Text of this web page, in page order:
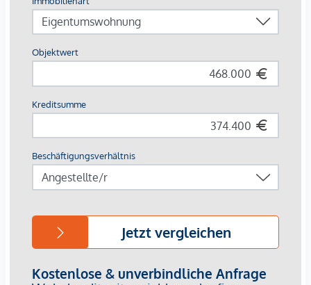
Dachgeschoß bieten viel Raum für Neues: offene,
lichtdurchflutete Wohnräume und großzügige Gärten,
Loggien und Terrassen.
Revitalisiertes Gründerzeithaus
47 Zweizimmerapartments
2 Dreizimmerapartments
1- bis 3-Zimmereinheiten
Gärten, Loggien und Terrassen
Fernwärme
Die Höhe der Betriebskosten und Rücklagen sind noch nicht